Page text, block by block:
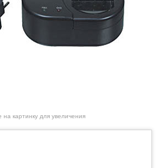
на картинку для увеличения